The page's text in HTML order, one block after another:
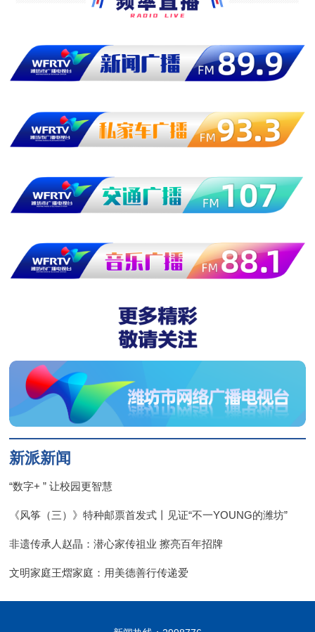
新派新闻
“数字+ ” 让校园更智慧
《风筝（三）》特种邮票首发式丨见证“不一YOUNG的潍坊”
非遗传承人赵晶：潜心家传祖业 擦亮百年招牌
文明家庭王熠家庭：用美德善行传递爱